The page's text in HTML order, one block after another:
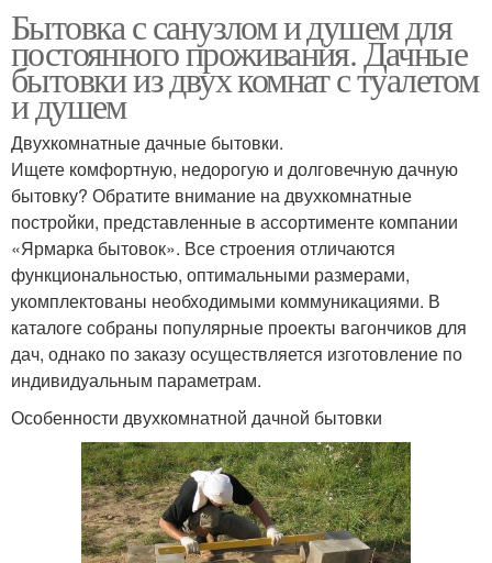
Бытовка с санузлом и душем для
постоянного проживания. Дачные
бытовки из двух комнат с туалетом
и душем
Двухкомнатные дачные бытовки.
Ищете комфортную, недорогую и долговечную дачную
бытовку? Обратите внимание на двухкомнатные
постройки, представленные в ассортименте компании
«Ярмарка бытовок». Все строения отличаются
функциональностью, оптимальными размерами,
укомплектованы необходимыми коммуникациями. В
каталоге собраны популярные проекты вагончиков для
дач, однако по заказу осуществляется изготовление по
индивидуальным параметрам.
Особенности двухкомнатной дачной бытовки